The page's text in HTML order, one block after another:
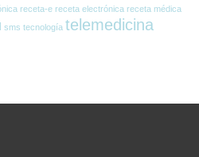
receta-e receta electrónica receta médica
sms tecnología telemedicina